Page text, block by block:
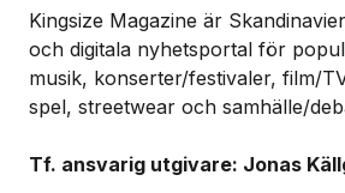
Kingsize Magazine är
och digitala nyhetsportal för
musik, konserter/festivaler, film/
spel, streetwear och samhälle/
Tf. ansvarig utgivare: Jonas